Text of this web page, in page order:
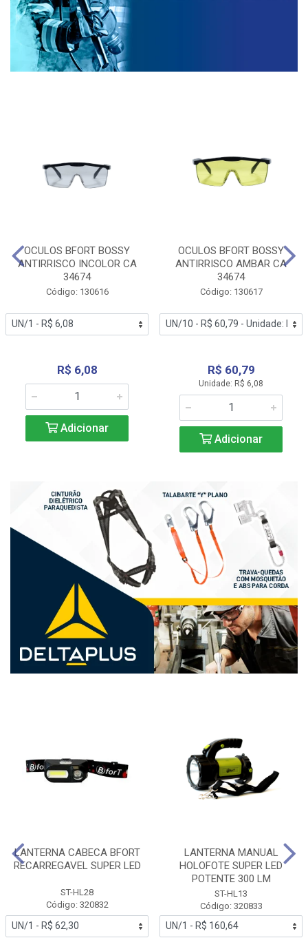
OCULOS BFORT BOSSY
ANTIRRISCO INCOLOR CA
34674
Código: 130616
R$ 6,08
Adicionar
OCULOS BFORT BOSSY
ANTIRRISCO AMBAR CA
34674
Código: 130617
R$ 60,79
Unidade: R$ 6,08
Adicionar
LANTERNA CABECA BFORT
RECARREGAVEL SUPER LED
ST-HL28
Código: 320832
LANTERNA MANUAL
HOLOFOTE SUPER LED
POTENTE 300 LM
ST-HL13
Código: 320833